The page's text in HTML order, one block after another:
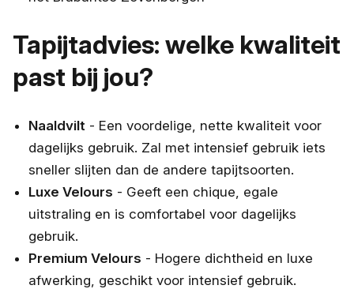
Tapijtadvies: welke kwaliteit
past bij jou?
Naaldvilt - Een voordelige, nette kwaliteit voor
dagelijks gebruik. Zal met intensief gebruik iets
sneller slijten dan de andere tapijtsoorten.
Luxe Velours - Geeft een chique, egale
uitstraling en is comfortabel voor dagelijks
gebruik.
Premium Velours - Hogere dichtheid en luxe
afwerking, geschikt voor intensief gebruik.